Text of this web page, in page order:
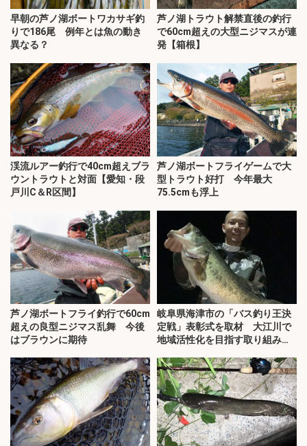
早朝の芦ノ湖ボートワカサギ釣
りで186尾 例年とは魚の動き
異なる？
芦ノ湖トラウト解禁直後の釣行
で60cm超えの大型ニジマスが連
発【箱根】
渓流ルアー釣行で40cm超えブラ
ウントラウトと対面【愛知・段
戸川C＆R区間】
芦ノ湖ボートフライゲームで大
型トラウト好打 今年最大
75.5cmも浮上
芦ノ湖ボートフライ釣行で60cm
超えの良型ニジマス乱舞 今後
はブラウンに期待
岐阜県海津市の「バス釣り王決
定戦」表彰式を取材 大江川で
地域活性化を目指す取り組みと